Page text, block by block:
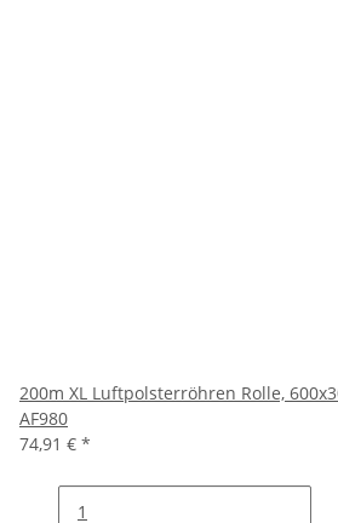
200m XL Luftpolsterröhren Rolle,
AF980
74,91 € *